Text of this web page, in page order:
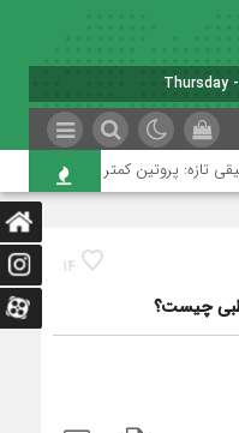
پروتین کمتر به پیری سالم‌تر کمک
14
چیست؟